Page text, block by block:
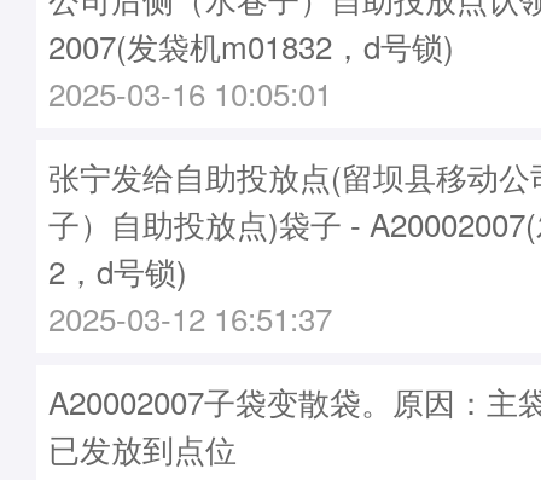
2007(发袋机m01832，d号锁)
2025-03-16 10:05:01
张宁发给自助投放点(留坝县移动
子）自助投放点)袋子 -
2，d号锁)
2025-03-12 16:51:37
A20002007子袋变散袋。原因：主
已发放到点位